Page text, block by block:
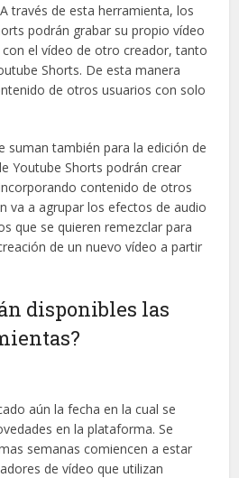
través de esta herramienta, los
podrán grabar su propio vídeo
el vídeo de otro creador, tanto
Shorts. De esta manera
de otros usuarios con solo
suman también para la edición de
Youtube Shorts podrán crear
contenido de otros
va a agrupar los efectos de audio
que se quieren remezclar para
de un nuevo vídeo a partir
disponibles las
aún la fecha en la cual se
en la plataforma. Se
semanas comiencen a estar
de vídeo que utilizan